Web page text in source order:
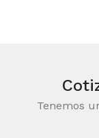
Tenemos